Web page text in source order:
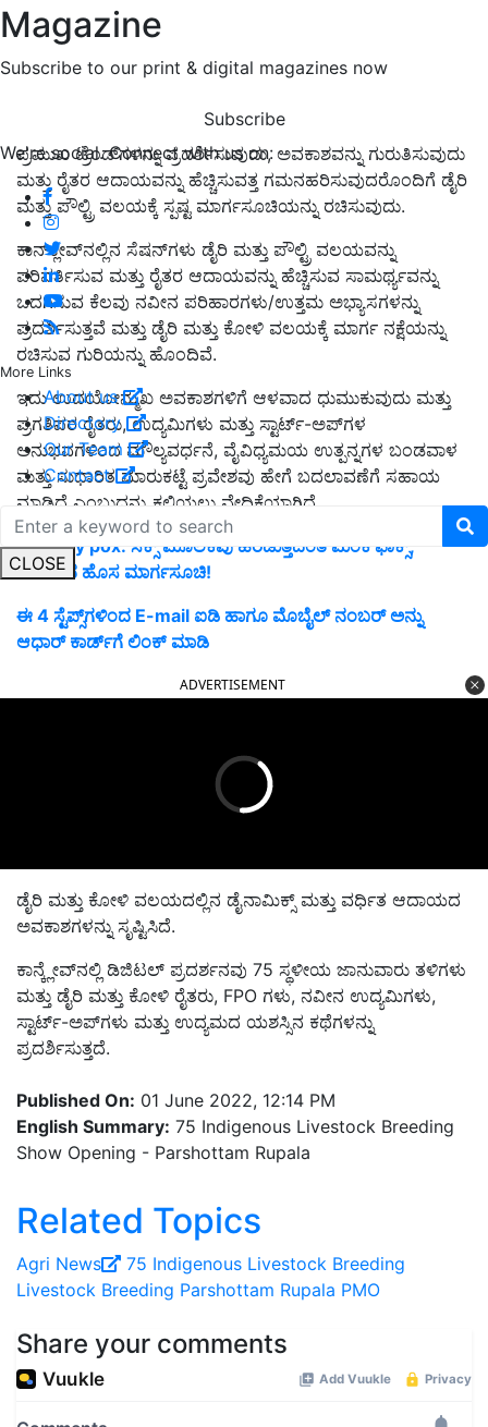
Magazine
Subscribe to our print & digital magazines now
Subscribe
We're social. Connect with us on:
More Links
About us
Directory
Our Team
Contact
CLOSE
ಪ್ರಮುಖ ಟ್ರೆಂಡ್‌ಗಳನ್ನು ಪ್ರದರ್ಶಿಸುವುದು, ಅವಕಾಶವನ್ನು ಗುರುತಿಸುವುದು
ಮತ್ತು ರೈತರ ಆದಾಯವನ್ನು ಹೆಚ್ಚಿಸುವತ್ತ ಗಮನಹರಿಸುವುದರೊಂದಿಗೆ ಡೈರಿ
ಮತ್ತು ಪೌಲ್ಟ್ರಿ ವಲಯಕ್ಕೆ ಸ್ಪಷ್ಟ ಮಾರ್ಗಸೂಚಿಯನ್ನು ರಚಿಸುವುದು.
ಕಾನ್‌ಕ್ಲೇವ್‌ನಲ್ಲಿನ ಸೆಷನ್‌ಗಳು ಡೈರಿ ಮತ್ತು ಪೌಲ್ಟ್ರಿ ವಲಯವನ್ನು
ಪರಿವರ್ತಿಸುವ ಮತ್ತು ರೈತರ ಆದಾಯವನ್ನು ಹೆಚ್ಚಿಸುವ ಸಾಮರ್ಥ್ಯವನ್ನು
ಒದಗಿಸುವ ಕೆಲವು ನವೀನ ಪರಿಹಾರಗಳು/ಉತ್ತಮ ಅಭ್ಯಾಸಗಳನ್ನು
ಪ್ರದರ್ಶಿಸುತ್ತವೆ ಮತ್ತು ಡೈರಿ ಮತ್ತು ಕೋಳಿ ವಲಯಕ್ಕೆ ಮಾರ್ಗ ನಕ್ಷೆಯನ್ನು
ರಚಿಸುವ ಗುರಿಯನ್ನು ಹೊಂದಿವೆ.
ಇದು ಉದಯೋನ್ಮುಖ ಅವಕಾಶಗಳಿಗೆ ಆಳವಾದ ಧುಮುಕುವುದು ಮತ್ತು
ಪ್ರಗತಿಪರ ರೈತರು, ಉದ್ಯಮಿಗಳು ಮತ್ತು ಸ್ಟಾರ್ಟ್-ಅಪ್‌ಗಳ
ಅನುಭವಗಳಿಂದ ಮೌಲ್ಯವರ್ಧನೆ, ವೈವಿಧ್ಯಮಯ ಉತ್ಪನ್ನಗಳ ಬಂಡವಾಳ
ಮತ್ತು ಸುಧಾರಿತ ಮಾರುಕಟ್ಟೆ ಪ್ರವೇಶವು ಹೇಗೆ ಬದಲಾವಣೆಗೆ ಸಹಾಯ
ಮಾಡಿದೆ ಎಂಬುದನ್ನು ಕಲಿಯಲು ವೇದಿಕೆಯಾಗಿದೆ.
Monkey pox: ಸೆಕ್ಸ್ ಮೂಲಕವು ಹರಡುತ್ತದಂತೆ ಮಂಕಿ ಫಾಕ್ಸ್;
ಸರ್ಕಾರದ ಹೊಸ ಮಾರ್ಗಸೂಚಿ!
ಈ 4 ಸ್ಟೆಪ್ಸ್‌ಗಳಿಂದ E-mail ಐಡಿ ಹಾಗೂ ಮೊಬೈಲ್‌ ನಂಬರ್‌ ಅನ್ನು
ಆಧಾರ್‌ ಕಾರ್ಡ್‌ಗೆ ಲಿಂಕ್‌ ಮಾಡಿ
ADVERTISEMENT
ಡೈರಿ ಮತ್ತು ಕೋಳಿ ವಲಯದಲ್ಲಿನ ಡೈನಾಮಿಕ್ಸ್ ಮತ್ತು ವರ್ಧಿತ ಆದಾಯದ
ಅವಕಾಶಗಳನ್ನು ಸೃಷ್ಟಿಸಿದೆ.
ಕಾನ್ಕ್ಲೇವ್‌ನಲ್ಲಿ ಡಿಜಿಟಲ್ ಪ್ರದರ್ಶನವು 75 ಸ್ಥಳೀಯ ಜಾನುವಾರು ತಳಿಗಳು
ಮತ್ತು ಡೈರಿ ಮತ್ತು ಕೋಳಿ ರೈತರು, FPO ಗಳು, ನವೀನ ಉದ್ಯಮಿಗಳು,
ಸ್ಟಾರ್ಟ್-ಅಪ್‌ಗಳು ಮತ್ತು ಉದ್ಯಮದ ಯಶಸ್ಸಿನ ಕಥೆಗಳನ್ನು
ಪ್ರದರ್ಶಿಸುತ್ತದೆ.
Published On: 01 June 2022, 12:14 PM
English Summary: 75 Indigenous Livestock Breeding
Show Opening - Parshottam Rupala
Related Topics
Agri News
75 Indigenous Livestock Breeding
Livestock Breeding Parshottam Rupala PMO
Share your comments